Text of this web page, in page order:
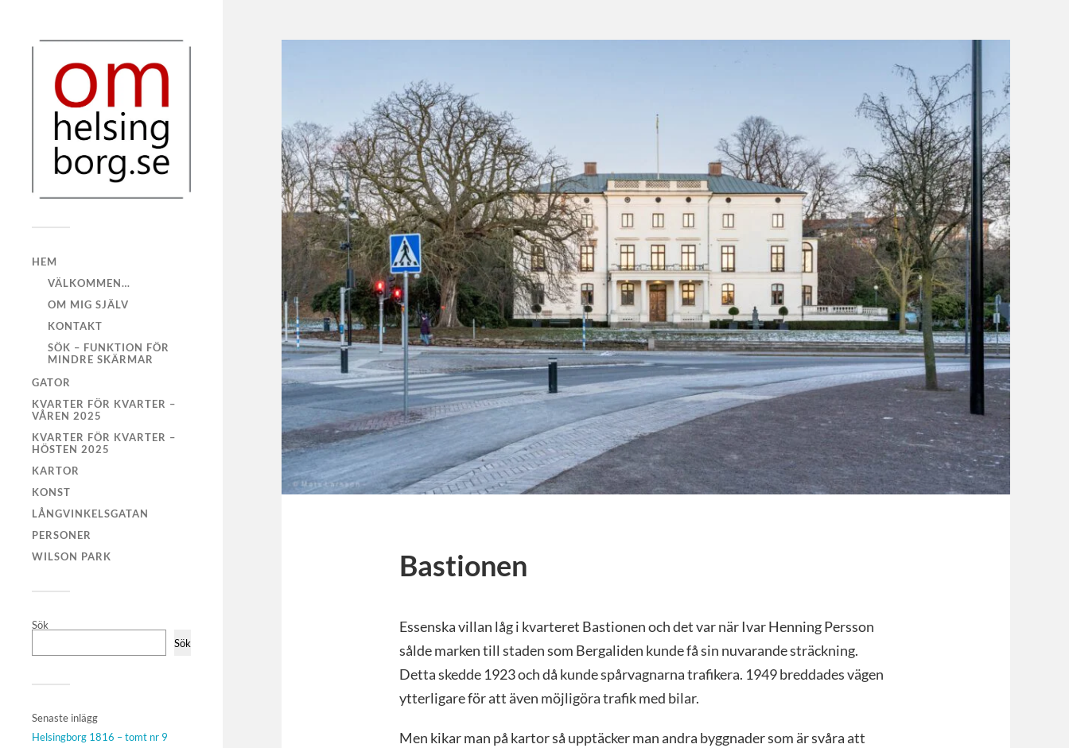
HEM
VÄLKOMMEN…
OM MIG SJÄLV
KONTAKT
SÖK – FUNKTION FÖR
MINDRE SKÄRMAR
GATOR
KVARTER FÖR KVARTER –
VÅREN 2025
KVARTER FÖR KVARTER –
HÖSTEN 2025
KARTOR
KONST
LÅNGVINKELSGATAN
PERSONER
WILSON PARK
Sök
Sök
Senaste inlägg
Helsingborg 1816 – tomt nr 9
Bastionen
Essenska villan låg i kvarteret Bastionen och det var när Ivar Henning Persson
sålde marken till staden som Bergaliden kunde få sin nuvarande sträckning.
Detta skedde 1923 och då kunde spårvagnarna trafikera. 1949 breddades vägen
ytterligare för att även möjligöra trafik med bilar.
Men kikar man på kartor så upptäcker man andra byggnader som är svåra att